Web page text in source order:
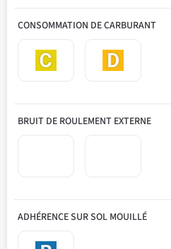
CONSOMMATION DE CARBURANT
BRUIT DE ROULEMENT EXTERNE
ADHÉRENCE SUR SOL MOUILLÉ